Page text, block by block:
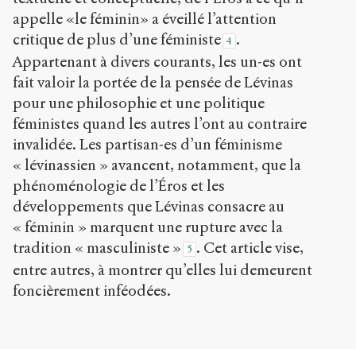
appelle «le féminin» a éveillé l’attention
critique de plus d’une féministe 4 .
Appartenant à divers courants, les un-es ont
fait valoir la portée de la pensée de Lévinas
pour une philosophie et une politique
féministes quand les autres l’ont au contraire
invalidée. Les partisan-es d’un féminisme
« lévinassien » avancent, notamment, que la
phénoménologie de l’Éros et les
développements que Lévinas consacre au
« féminin » marquent une rupture avec la
tradition « masculiniste » 5 . Cet article vise,
entre autres, à montrer qu’elles lui demeurent
foncièrement inféodées.